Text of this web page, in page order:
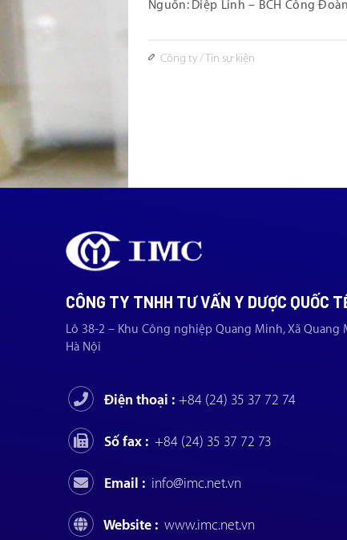
Nguồn: Diệp Linh – BCH Công Đoàn
Công ty/Tin sự kiện
CÔNG TY TNHH TƯ VẤN Y DƯỢC QUỐC
Lô 38-2 – Khu Công nghiệp Quang Minh, Xã Quang
Hà Nội
Điện thoại : +84 (24) 35 37 72 74
Số fax : +84 (24) 35 37 72 73
Email : info@imc.net.vn
Website : www.imc.net.vn